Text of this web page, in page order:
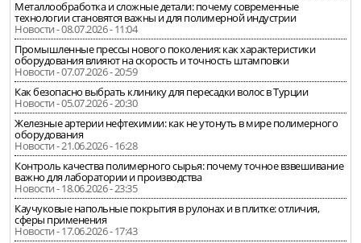
Металлообработка и сложные детали: почему современные
технологии становятся важны и для полимерной индустрии
Новости - 08.07.2026 - 11:04
Промышленные прессы нового поколения: как характеристики
оборудования влияют на скорость и точность штамповки
Новости - 07.07.2026 - 20:59
Как безопасно выбрать клинику для пересадки волос в Турции
Новости - 05.07.2026 - 20:30
Железные артерии нефтехимии: как не утонуть в мире полимерного
оборудования
Новости - 21.06.2026 - 16:28
Контроль качества полимерного сырья: почему точное взвешивание
важно для лаборатории и производства
Новости - 18.06.2026 - 23:35
Каучуковые напольные покрытия в рулонах и в плитке: отличия,
сферы применения
Новости - 17.06.2026 - 17:43